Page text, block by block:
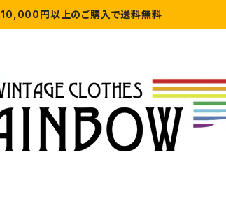
10,000円以上のご購入で送料無料